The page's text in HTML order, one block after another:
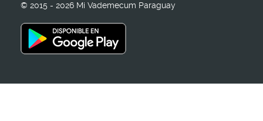
© 2015 - 2026 Mi Vademecum Paraguay